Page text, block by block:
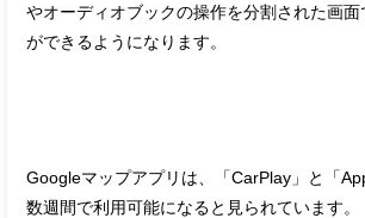
やオーディオブックの操作を分割された画
ができるようになります。
Googleマップアプリは、「CarPlay」と「
数週間で利用可能になると見られています。